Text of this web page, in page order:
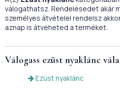
válogathatsz. Rendelésedet akár
személyes átvételel rendelsz
aznap is átveheted a terméket.
Válogass ezüst nyaklánc
Ezüst nyaklánc